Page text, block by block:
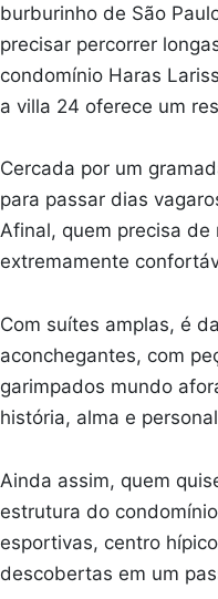
burburinho de São
precisar percorrer
condomínio Haras
a villa 24 oferece um
Cercada por um
para passar dias
Afinal, quem precisa
extremamente
Com suítes amplas, é
aconchegantes, com
garimpados mundo
história, alma e
Ainda assim, quem
estrutura do
esportivas, centro
descobertas em um